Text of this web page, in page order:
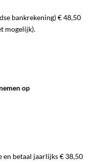
bankrekening) € 48,50
mogelijk).
op
en betaal jaarlijks € 38,50